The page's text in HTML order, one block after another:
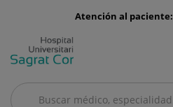
menu-
Atención al paciente:
Buscar
Buscar